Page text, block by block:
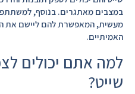
במצבים מאתגרים. בנוסף,
מעשית, המאפשרת להם ליישם את
האמיתיים.
למה אתם יכולים
שייט?